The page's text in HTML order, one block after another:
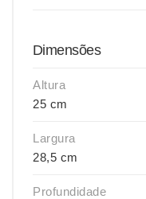
Dimensões
Altura
25 cm
Largura
28,5 cm
Profundidade